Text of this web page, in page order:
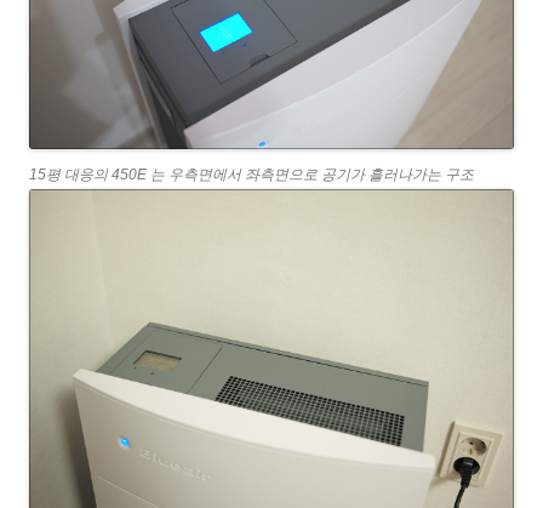
15평 대응의 450E 는 우측면에서 좌측면으로 공기가 흘러나가는 구조